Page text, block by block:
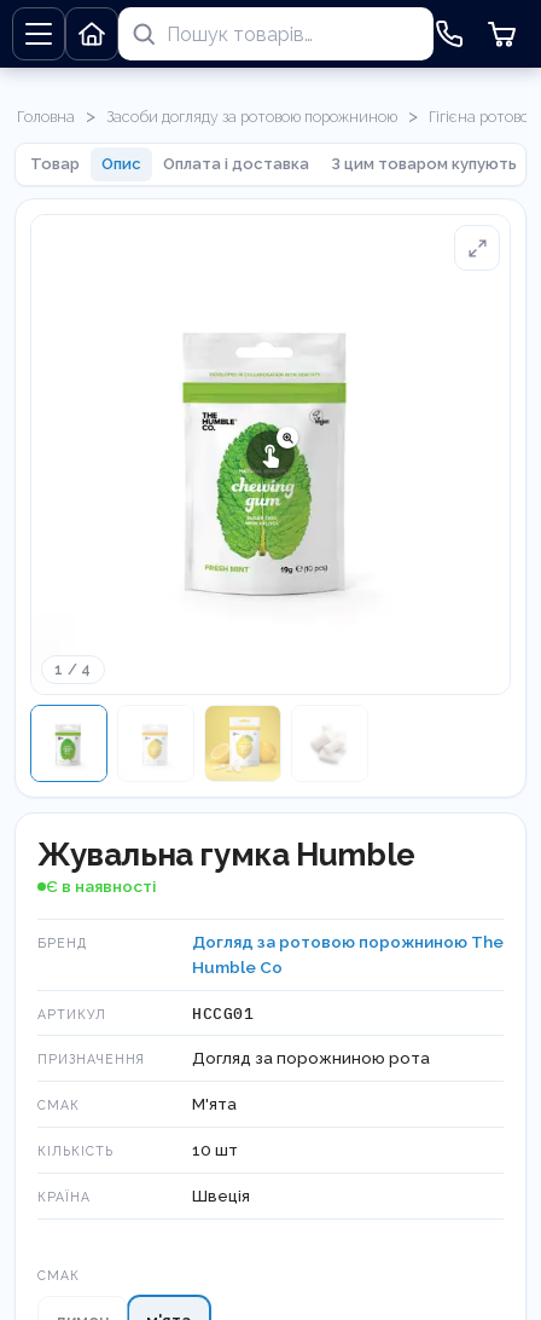
Головна > Засоби догляду за ротовою порожниною > Гігієна
Товар Опис Оплата і доставка З цим товаром купують
1 / 4
Жувальна гумка Humble
Є в наявності
БРЕНД
Догляд за ротовою порожниною The
Humble Co
АРТИКУЛ HCCG01
ПРИЗНАЧЕННЯ Догляд за порожниною рота
СМАК М'ята
КІЛЬКІСТЬ 10 шт
КРАЇНА Швеція
СМАК